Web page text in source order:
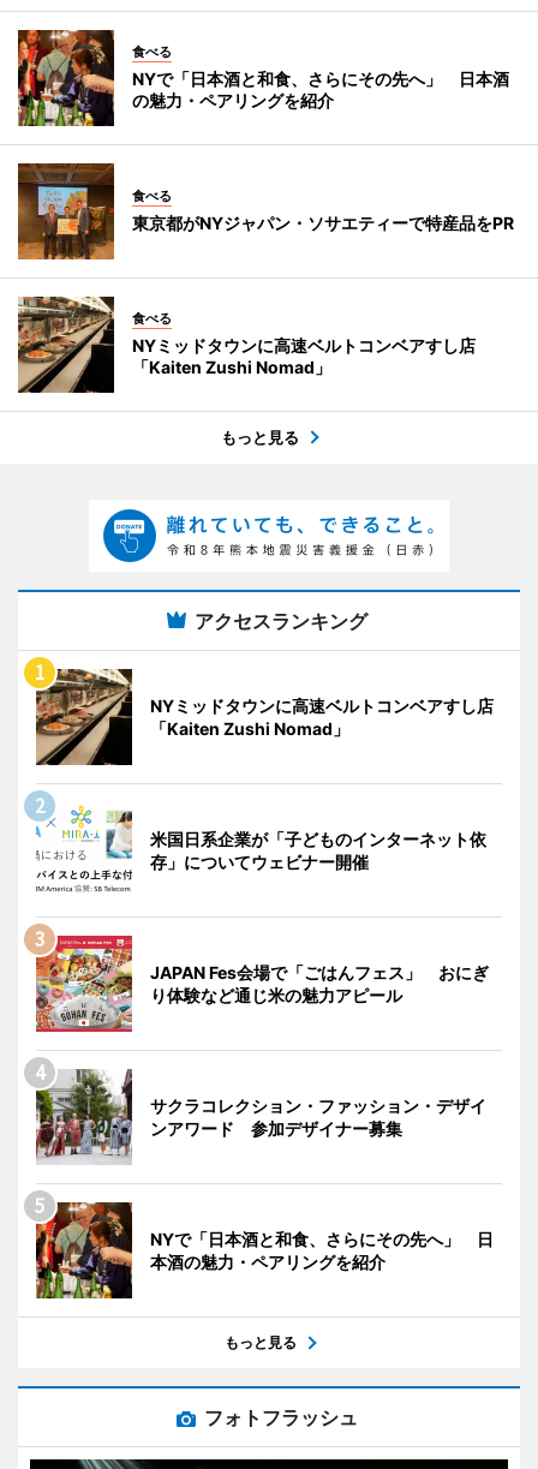
食べる
NYで「日本酒と和食、さらにその先へ」 日本酒
の魅力・ペアリングを紹介
食べる
東京都がNYジャパン・ソサエティーで特産品をPR
食べる
NYミッドタウンに高速ベルトコンベアすし店
「Kaiten Zushi Nomad」
もっと見る
アクセスランキング
NYミッドタウンに高速ベルトコンベアすし店
「Kaiten Zushi Nomad」
米国日系企業が「子どものインターネット依
存」についてウェビナー開催
JAPAN Fes会場で「ごはんフェス」 おにぎ
り体験など通じ米の魅力アピール
サクラコレクション・ファッション・デザイ
ンアワード 参加デザイナー募集
NYで「日本酒と和食、さらにその先へ」 日
本酒の魅力・ペアリングを紹介
もっと見る
フォトフラッシュ